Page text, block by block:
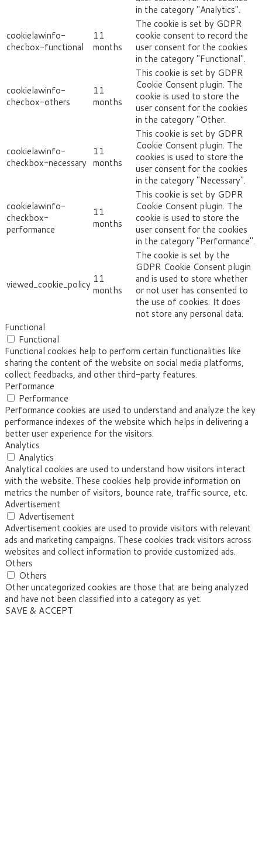
in the category "Analytics".
cookielawinfo-
checbox-functional
11
months
The cookie is set by GDPR
cookie consent to record the
user consent for the cookies
in the category "Functional".
cookielawinfo-
checbox-others
11
months
This cookie is set by GDPR
Cookie Consent plugin. The
cookie is used to store the
user consent for the cookies
in the category "Other.
cookielawinfo-
checkbox-necessary
11
months
This cookie is set by GDPR
Cookie Consent plugin. The
cookies is used to store the
user consent for the cookies
in the category "Necessary".
cookielawinfo-
checkbox-
performance
11
months
This cookie is set by GDPR
Cookie Consent plugin. The
cookie is used to store the
user consent for the cookies
in the category "Performance".
viewed_cookie_policy 11
months
The cookie is set by the
GDPR Cookie Consent plugin
and is used to store whether
or not user has consented to
the use of cookies. It does
not store any personal data.
Functional
Functional
Functional cookies help to perform certain functionalities like
sharing the content of the website on social media platforms,
collect feedbacks, and other third-party features.
Performance
Performance
Performance cookies are used to understand and analyze the key
performance indexes of the website which helps in delivering a
better user experience for the visitors.
Analytics
Analytics
Analytical cookies are used to understand how visitors interact
with the website. These cookies help provide information on
metrics the number of visitors, bounce rate, traffic source, etc.
Advertisement
Advertisement
Advertisement cookies are used to provide visitors with relevant
ads and marketing campaigns. These cookies track visitors across
websites and collect information to provide customized ads.
Others
Others
Other uncategorized cookies are those that are being analyzed
and have not been classified into a category as yet.
SAVE & ACCEPT